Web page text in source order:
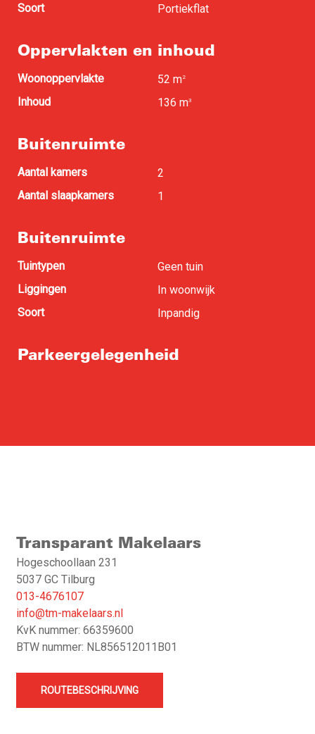
Soort
Portiekflat
Oppervlakten en inhoud
Woonoppervlakte 52 m2
Inhoud 136 m3
Buitenruimte
Aantal kamers
2
Aantal slaapkamers
1
Buitenruimte
Tuintypen
Geen tuin
Liggingen
In woonwijk
Soort
Inpandig
Parkeergelegenheid
Transparant Makelaars
Hogeschoollaan 231
5037 GC Tilburg
013-4676107
info@tm-makelaars.nl
KvK nummer: 66359600
BTW nummer: NL856512011B01
ROUTEBESCHRIJVING